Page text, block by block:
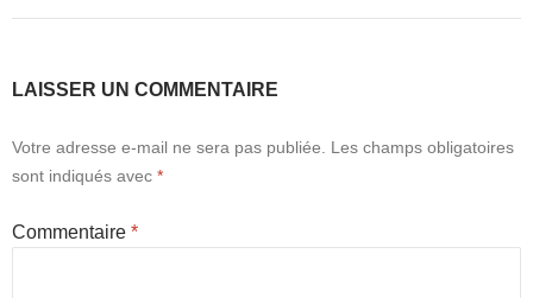
LAISSER UN COMMENTAIRE
Votre adresse e-mail ne sera pas publiée.
Les champs obligatoires
sont indiqués avec *
Commentaire *